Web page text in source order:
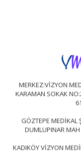
MERKEZ:VİZYON
KARAMAN SOKAK
GÖZTEPE MEDİKAL
DUMLUPINAR
KADIKÖY VİZYON